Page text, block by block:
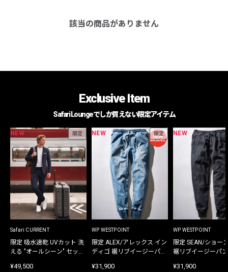
該当の商品がありません
Exclusive Item
Safari Loungeでしか買えない限定アイテム
NEW 限定
Safari CURRENT
限定 吸水速乾 UVカット 洗
える "オールシーン" セット
¥49,500
NEW 限定
WP WESTPOINT
限定 ALEX/アレックス イン
ディゴ 裾リブイージーパン
¥31,900
NEW
WP WESTPOINT
限定 SEAN/ショー
裾リブイージーパ
¥31,900